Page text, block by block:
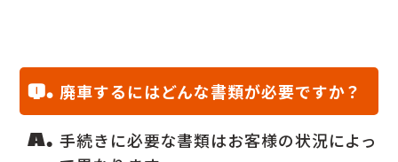
廃車するにはどんな書類が必要ですか？
手続きに必要な書類はお客様の状況によっ